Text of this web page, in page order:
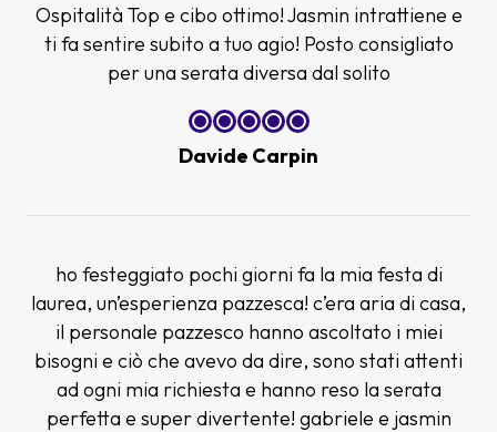
Ospitalità Top e cibo ottimo! Jasmin intrattiene e
ti fa sentire subito a tuo agio! Posto consigliato
per una serata diversa dal solito
Davide Carpin
ho festeggiato pochi giorni fa la mia festa di
laurea, un’esperienza pazzesca! c’era aria di casa,
il personale pazzesco hanno ascoltato i miei
bisogni e ciò che avevo da dire, sono stati attenti
ad ogni mia richiesta e hanno reso la serata
perfetta e super divertente! gabriele e jasmin